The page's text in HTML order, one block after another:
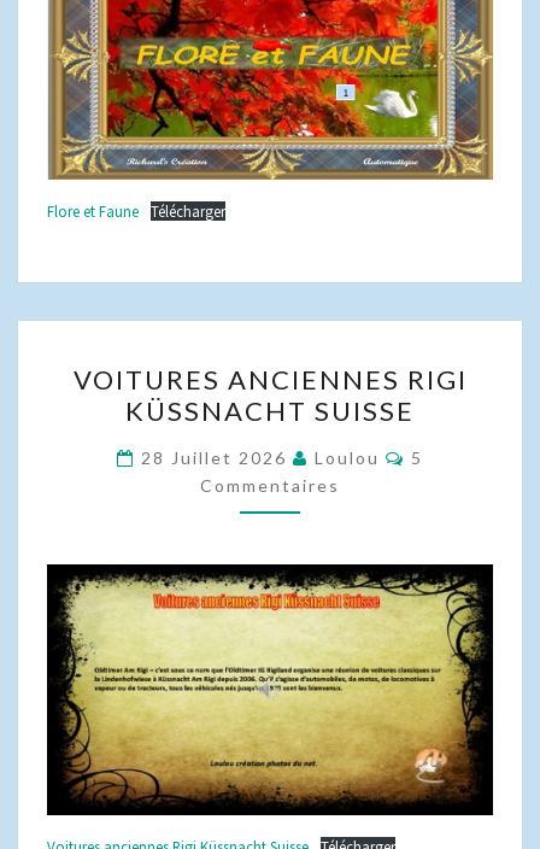
Flore et Faune Télécharger
ANCIENNES
RIGI
KÜSSNACHT
SUISSE
VOITURES ANCIENNES RIGI
KÜSSNACHT SUISSE
28 Juillet 2026 Loulou
5
Commentaires